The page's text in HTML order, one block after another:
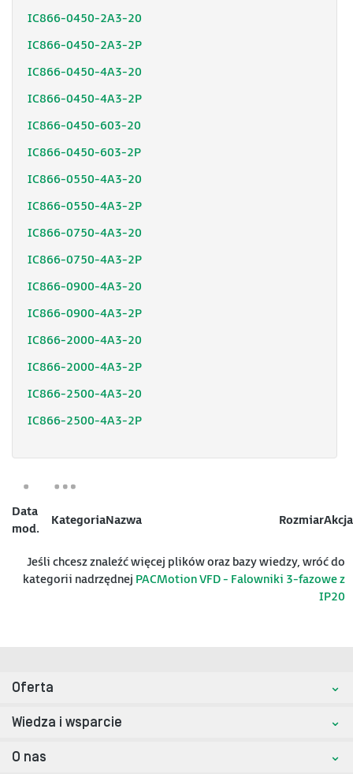
IC866-0450-2A3-20
IC866-0450-2A3-2P
IC866-0450-4A3-20
IC866-0450-4A3-2P
IC866-0450-603-20
IC866-0450-603-2P
IC866-0550-4A3-20
IC866-0550-4A3-2P
IC866-0750-4A3-20
IC866-0750-4A3-2P
IC866-0900-4A3-20
IC866-0900-4A3-2P
IC866-2000-4A3-20
IC866-2000-4A3-2P
IC866-2500-4A3-20
IC866-2500-4A3-2P
Data
mod.
KategoriaNazwa RozmiarAkcja
Jeśli chcesz znaleźć więcej plików oraz bazy wiedzy, wróć do
kategorii nadrzędnej PACMotion VFD - Falowniki 3-fazowe z
IP20
Oferta
Wiedza i wsparcie
O nas